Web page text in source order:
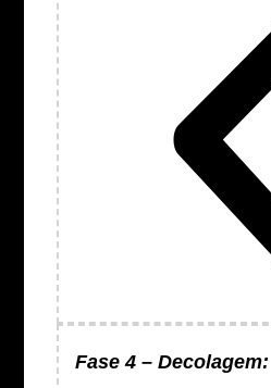
Fase 4 – Decolagem: